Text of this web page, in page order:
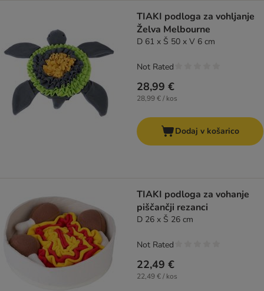
TIAKI podloga za vohljanje
Želva Melbourne
D 61 x Š 50 x V 6 cm
28,99 €
28,99 € / kos
Not Rated
Dodaj v košarico
TIAKI podloga za vohanje
piščančji rezanci
D 26 x Š 26 cm
22,49 €
22,49 € / kos
Not Rated